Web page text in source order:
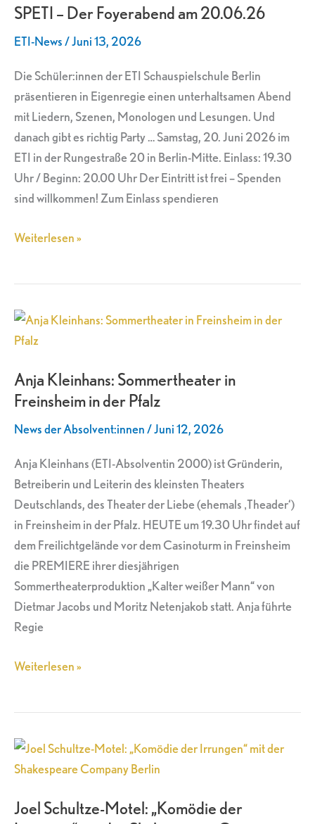
SPETI – Der Foyerabend am 20.06.26
ETI-News/Juni 13, 2026
Die Schüler:innen der ETI Schauspielschule Berlin
präsentieren in Eigenregie einen unterhaltsamen Abend
mit Liedern, Szenen, Monologen und Lesungen. Und
danach gibt es richtig Party … Samstag, 20. Juni 2026 im
ETI in der Rungestraße 20 in Berlin-Mitte. Einlass: 19.30
Uhr / Beginn: 20.00 Uhr Der Eintritt ist frei – Spenden
sind willkommen! Zum Einlass spendieren
Der
20.06.26
Weiterlesen »
Anja Kleinhans: Sommertheater in
Freinsheim in der Pfalz
News der Absolvent:innen/Juni 12, 2026
Anja Kleinhans (ETI-Absolventin 2000) ist Gründerin,
Betreiberin und Leiterin des kleinsten Theaters
Deutschlands, des Theater der Liebe (ehemals ‚Theader‘)
in Freinsheim in der Pfalz. HEUTE um 19.30 Uhr findet auf
dem Freilichtgelände vor dem Casinoturm in Freinsheim
die PREMIERE ihrer diesjährigen
Sommertheaterproduktion „Kalter weißer Mann“ von
Dietmar Jacobs und Moritz Netenjakob statt. Anja führte
Regie
Anja
Kleinhans:
in
Freinsheim
in
Pfalz
Weiterlesen »
Joel Schultze-Motel: „Komödie der
Joel
Schultze-
„Komödie